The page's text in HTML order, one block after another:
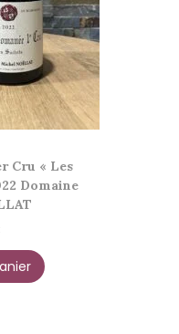
Cru « Les
Domaine